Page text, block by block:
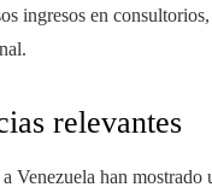
ingresos en
relevantes
a Venezuela han